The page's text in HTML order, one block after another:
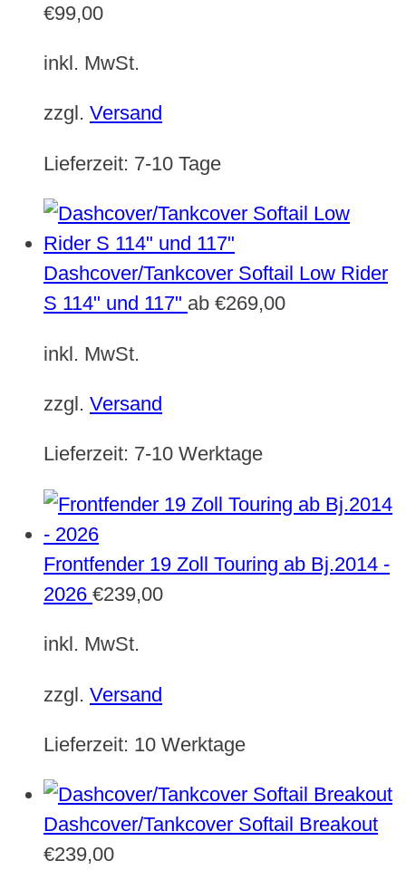
€99,00
inkl. MwSt.
zzgl. Versand
Lieferzeit: 7-10 Tage
Dashcover/Tankcover Softail Low Rider
S 114" und 117" ab €269,00
inkl. MwSt.
zzgl. Versand
Lieferzeit: 7-10 Werktage
Frontfender 19 Zoll Touring ab Bj.2014 -
2026 €239,00
inkl. MwSt.
zzgl. Versand
Lieferzeit: 10 Werktage
Dashcover/Tankcover Softail Breakout
€239,00